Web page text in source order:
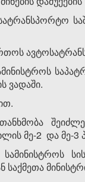
ვადაში.
თანხმობა
მე-2 და მე-3
საქმეთა